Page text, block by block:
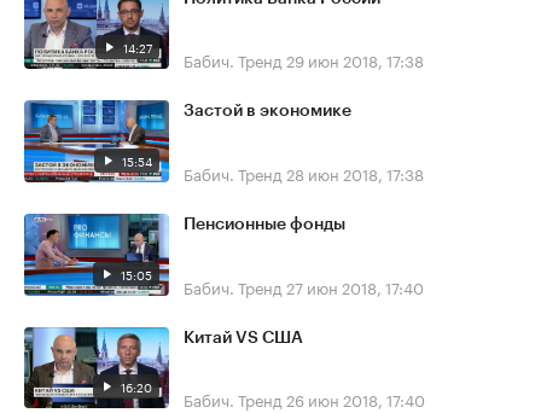
14:27 Бабич. Тренд 29 июн 2018, 17:38
15:54
Застой в экономике
Бабич. Тренд 28 июн 2018, 17:38
15:05
Пенсионные фонды
Бабич. Тренд 27 июн 2018, 17:40
16:20
Китай VS США
Бабич. Тренд 26 июн 2018, 17:40